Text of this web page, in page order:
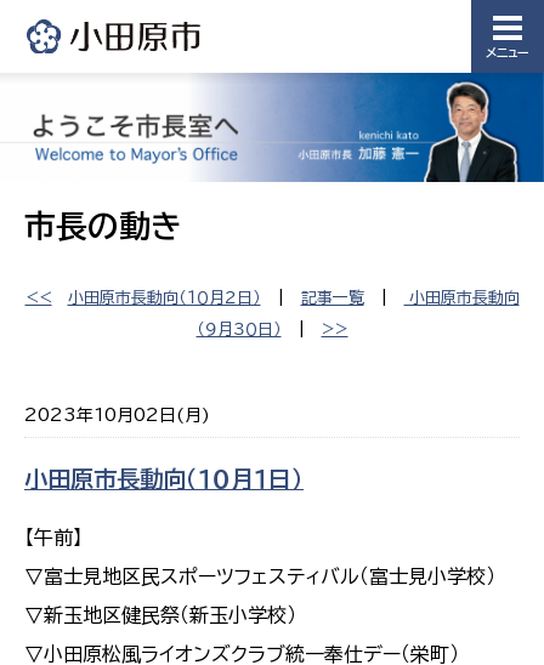
メニュー
市長の動き
<< 小田原市長動向（１０月２日） 記事一覧|
​小田原市長動向
（９月３０日）
>>
2023年10月02日(月)
​小田原市長動向（１０月１日）
【午前】
▽富士見地区民スポーツフェスティバル（富士見小学校）
▽新玉地区健民祭（新玉小学校）
▽小田原松風ライオンズクラブ統一奉仕デー（栄町）